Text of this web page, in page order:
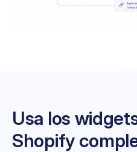
Usa los
Shopify